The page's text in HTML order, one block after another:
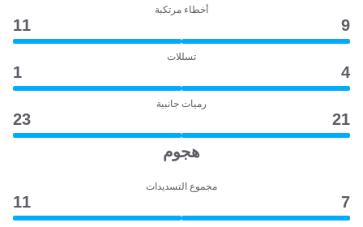
أخطاء مرتكبة
9
11
تسللات
4
1
رميات جانبية
21
23
هجوم
مجموع التسديدات
7
11